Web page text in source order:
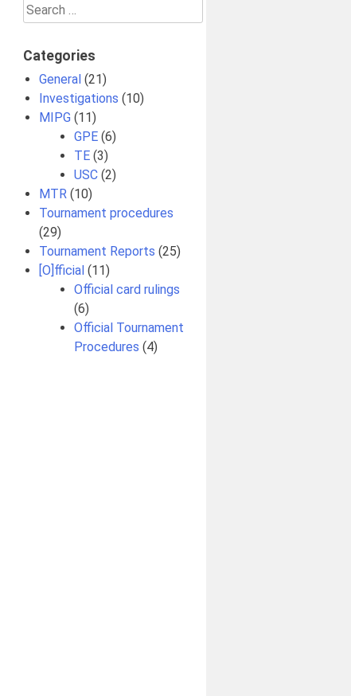
Search
for:
Categories
General (21)
Investigations (10)
MIPG (11)
GPE (6)
TE (3)
USC (2)
MTR (10)
Tournament procedures
(29)
Tournament Reports (25)
[O]fficial (11)
Official card rulings
(6)
Official Tournament
Procedures (4)